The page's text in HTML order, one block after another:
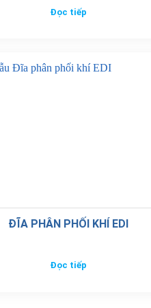
Đọc tiếp
ĐĨA PHÂN PHỐI KHÍ EDI
Đọc tiếp